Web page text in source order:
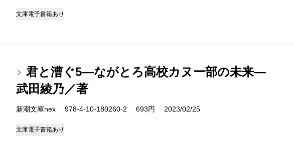
文庫電子書籍あり
君と漕ぐ5―ながとろ高校カヌー部の未来―
武田綾乃／著
新潮文庫nex 978-4-10-180260-2 693円 2023/02/25
文庫電子書籍あり